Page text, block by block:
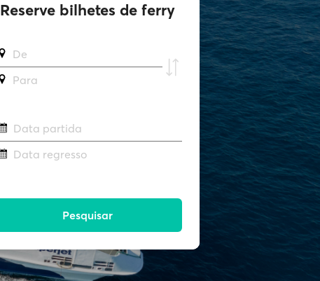
Reserve bilhetes de ferry
De
Para
Data partida
Data regresso
Pesquisar